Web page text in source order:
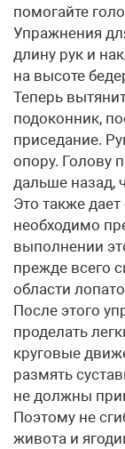
помогайте
Упражнения
длину рук и
на высоте
Теперь
подоконник,
приседание.
опору. Голову
дальше назад,
Это также
необходимо
выполнении
прежде всего
области
После этого
проделать
круговые
размять
не должны
Поэтому не
живота и